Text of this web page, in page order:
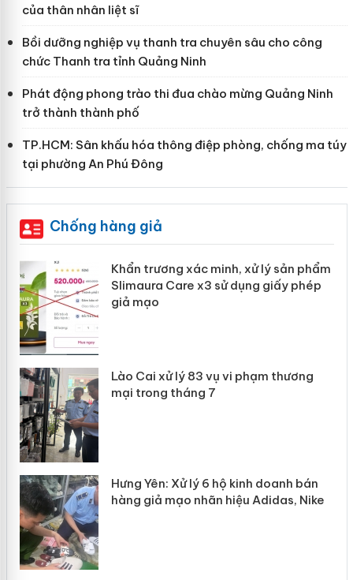
của thân nhân liệt sĩ
Bồi dưỡng nghiệp vụ thanh tra chuyên sâu cho công
chức Thanh tra tỉnh Quảng Ninh
Phát động phong trào thi đua chào mừng Quảng Ninh
trở thành thành phố
TP.HCM: Sân khấu hóa thông điệp phòng, chống ma túy
tại phường An Phú Đông
Chống hàng giả
Khẩn trương xác minh, xử lý sản phẩm
Slimaura Care x3 sử dụng giấy phép
giả mạo
Lào Cai xử lý 83 vụ vi phạm thương
mại trong tháng 7
Hưng Yên: Xử lý 6 hộ kinh doanh bán
hàng giả mạo nhãn hiệu Adidas, Nike